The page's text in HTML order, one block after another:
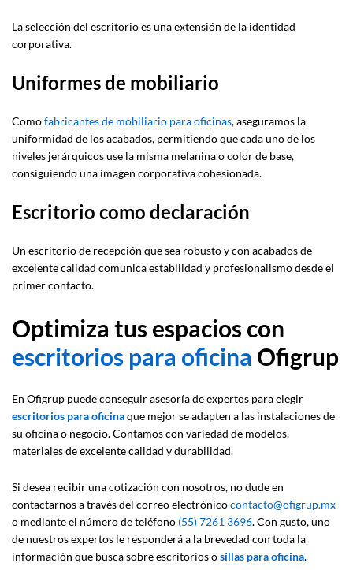
La selección del escritorio es una extensión de la identidad
corporativa.
Uniformes de mobiliario
Comofabricantes de mobiliario para oficinas, aseguramos la
uniformidad de los acabados, permitiendo que cada uno de los
niveles jerárquicos use la misma melanina o color de base,
consiguiendo una imagen corporativa cohesionada.
Escritorio como declaración
Un escritorio de recepción que sea robusto y con acabados de
excelente calidad comunica estabilidad y profesionalismo desde el
primer contacto.
Optimiza tus espacios con
escritorios para oficina Ofigrup
En Ofigrup puede conseguir asesoría de expertos para elegir
escritorios para oficinaque mejor se adapten a las instalaciones de
su oficina o negocio. Contamos con variedad de modelos,
materiales de excelente calidad y durabilidad.
Si desea recibir una cotización con nosotros, no dude en
contactarnos a través del correo electrónicocontacto@ofigrup.mx
o mediante el número de teléfono (55) 7261 3696. Con gusto, uno
de nuestros expertos le responderá a la brevedad con toda la
información que busca sobre escritorios osillas para oficina.